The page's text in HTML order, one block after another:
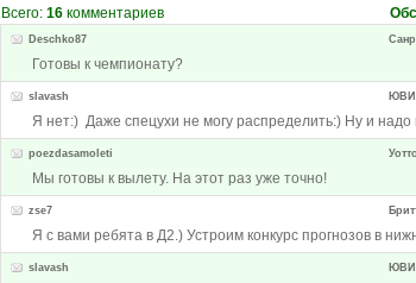
Всего: 16 комментариев
Deschko87
Готовы к чемпионату?
slavash ЮВИ
Я нет:) Даже спецухи не могу распределить:) Ну и надо
poezdasamoleti
Мы готовы к вылету. На этот раз уже точно!
zse7
Я с вами ребята в Д2.) Устроим конкурс прогнозов в
slavash ЮВИ